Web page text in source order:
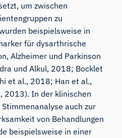
um zwischen
zu
beispielsweise in
für dysarthrische
Alzheimer und Parkinson
und Alkul, 2018; Bocklet
et al., 2018; Han et al.,
2013). In der klinischen
auch zur
von Behandlungen
beispielsweise in einer